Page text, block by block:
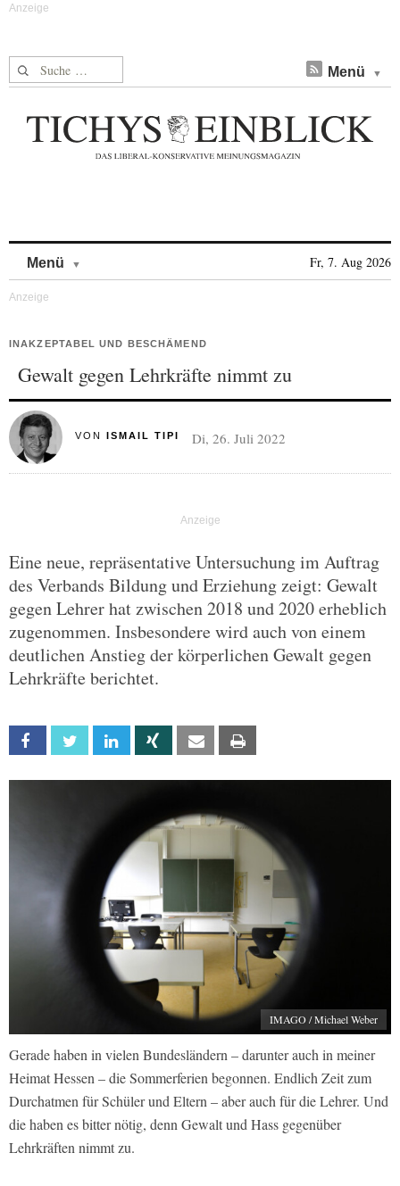
Suche nach: Menü
Menü Fr, 7. Aug 2026
INAKZEPTABEL UND BESCHÄMEND
Gewalt gegen Lehrkräfte nimmt zu
VON ISMAIL TIPI Di, 26. Juli 2022
Eine neue, repräsentative Untersuchung im Auftrag
des Verbands Bildung und Erziehung zeigt: Gewalt
gegen Lehrer hat zwischen 2018 und 2020 erheblich
zugenommen. Insbesondere wird auch von einem
deutlichen Anstieg der körperlichen Gewalt gegen
Lehrkräfte berichtet.
Facebook Twitter Linkedin Xing Email
IMAGO / Michael Weber
Gerade haben in vielen Bundesländern – darunter auch in meiner
Heimat Hessen – die Sommerferien begonnen. Endlich Zeit zum
Durchatmen für Schüler und Eltern – aber auch für die Lehrer. Und
die haben es bitter nötig, denn Gewalt und Hass gegenüber
Lehrkräften nimmt zu.